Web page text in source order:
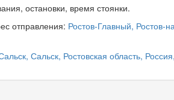
остановки, время стоянки.
отправления: Ростов-Главный, Ростов-
Сальск, Ростовская область,